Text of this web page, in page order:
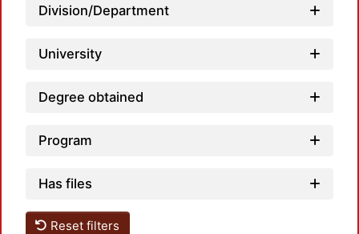
Division/Department
University
Degree obtained
Program
Has files
Reset filters